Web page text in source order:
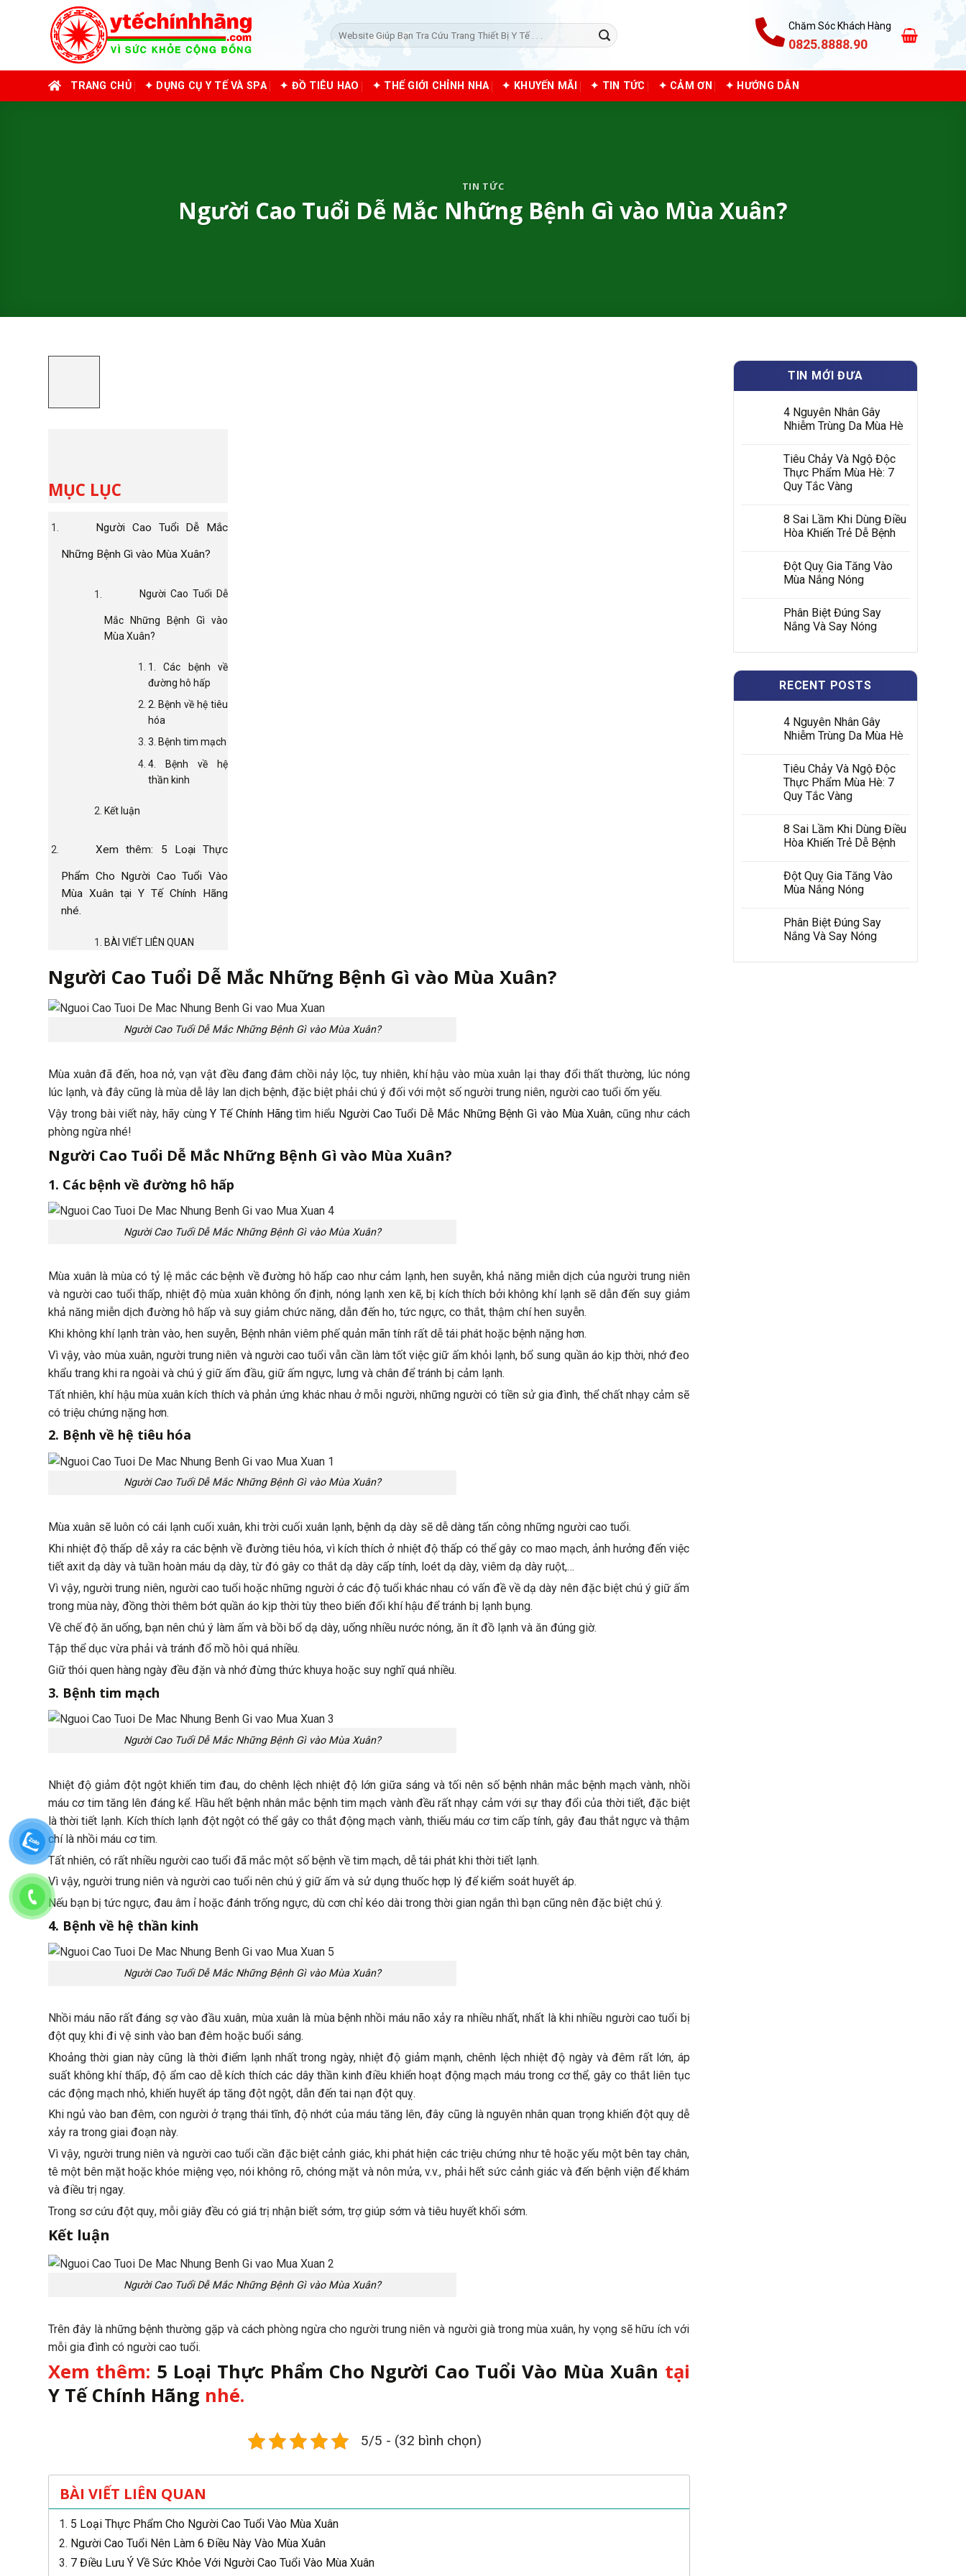
Tìm
kiếm:
Chăm Sóc Khách Hàng
0825.8888.90
TRANG CHỦ ✦ DỤNG CỤ Y TẾ VÀ SPA ✦ ĐỒ TIÊU HAO ✦ THẾ GIỚI CHỈNH NHA ✦ KHUYẾN MÃI ✦ TIN TỨC ✦ CẢM ƠN ✦ HƯỚNG DẪN
TIN TỨC
Người Cao Tuổi Dễ Mắc Những Bệnh Gì vào Mùa Xuân?
MỤC LỤC
Người Cao Tuổi Dễ Mắc
Những Bệnh Gì vào Mùa Xuân?
Người Cao Tuổi Dễ
Mắc Những Bệnh Gì vào
Mùa Xuân?
1. Các bệnh về
đường hô hấp
2. Bệnh về hệ tiêu
hóa
3. Bệnh tim mạch
4. Bệnh về hệ
thần kinh
Kết luận
Xem thêm: 5 Loại Thực
Phẩm Cho Người Cao Tuổi Vào
Mùa Xuân tại Y Tế Chính Hãng
nhé.
BÀI VIẾT LIÊN QUAN
Người Cao Tuổi Dễ Mắc Những Bệnh Gì vào Mùa Xuân?
Người Cao Tuổi Dễ Mắc Những Bệnh Gì vào Mùa Xuân?
Mùa xuân đã đến, hoa nở, vạn vật đều đang đâm chồi nảy lộc, tuy nhiên, khí hậu vào mùa xuân lại thay đổi thất thường, lúc nóng
lúc lạnh, và đây cũng là mùa dễ lây lan dịch bệnh, đặc biệt phải chú ý đối với một số người trung niên, người cao tuổi ốm yếu.
Vậy trong bài viết này, hãy cùngY Tế Chính Hãngtìm hiểu Người Cao Tuổi Dễ Mắc Những Bệnh Gì vào Mùa Xuân, cũng như cách
phòng ngừa nhé!
Người Cao Tuổi Dễ Mắc Những Bệnh Gì vào Mùa Xuân?
1. Các bệnh về đường hô hấp
Người Cao Tuổi Dễ Mắc Những Bệnh Gì vào Mùa Xuân?
Mùa xuân là mùa có tỷ lệ mắc các bệnh về đường hô hấp cao như cảm lạnh, hen suyễn, khả năng miễn dịch của người trung niên
và người cao tuổi thấp, nhiệt độ mùa xuân không ổn định, nóng lạnh xen kẽ, bị kích thích bởi không khí lạnh sẽ dẫn đến suy giảm
khả năng miễn dịch đường hô hấp và suy giảm chức năng, dẫn đến ho, tức ngực, co thắt, thậm chí hen suyễn.
Khi không khí lạnh tràn vào, hen suyễn, Bệnh nhân viêm phế quản mãn tính rất dễ tái phát hoặc bệnh nặng hơn.
Vì vậy, vào mùa xuân, người trung niên và người cao tuổi vẫn cần làm tốt việc giữ ấm khỏi lạnh, bổ sung quần áo kịp thời, nhớ đeo
khẩu trang khi ra ngoài và chú ý giữ ấm đầu, giữ ấm ngực, lưng và chân để tránh bị cảm lạnh.
Tất nhiên, khí hậu mùa xuân kích thích và phản ứng khác nhau ở mỗi người, những người có tiền sử gia đình, thể chất nhạy cảm sẽ
có triệu chứng nặng hơn.
2. Bệnh về hệ tiêu hóa
Người Cao Tuổi Dễ Mắc Những Bệnh Gì vào Mùa Xuân?
Mùa xuân sẽ luôn có cái lạnh cuối xuân, khi trời cuối xuân lạnh, bệnh dạ dày sẽ dễ dàng tấn công những người cao tuổi.
Khi nhiệt độ thấp dễ xảy ra các bệnh về đường tiêu hóa, vì kích thích ở nhiệt độ thấp có thể gây co mao mạch, ảnh hưởng đến việc
tiết axit dạ dày và tuần hoàn máu dạ dày, từ đó gây co thắt dạ dày cấp tính, loét dạ dày, viêm dạ dày ruột,…
Vì vậy, người trung niên, người cao tuổi hoặc những người ở các độ tuổi khác nhau có vấn đề về dạ dày nên đặc biệt chú ý giữ ấm
trong mùa này, đồng thời thêm bớt quần áo kịp thời tùy theo biến đổi khí hậu để tránh bị lạnh bụng.
Về chế độ ăn uống, bạn nên chú ý làm ấm và bồi bổ dạ dày, uống nhiều nước nóng, ăn ít đồ lạnh và ăn đúng giờ.
Tập thể dục vừa phải và tránh đổ mồ hôi quá nhiều.
Giữ thói quen hàng ngày đều đặn và nhớ đừng thức khuya hoặc suy nghĩ quá nhiều.
3. Bệnh tim mạch
Người Cao Tuổi Dễ Mắc Những Bệnh Gì vào Mùa Xuân?
Nhiệt độ giảm đột ngột khiến tim đau, do chênh lệch nhiệt độ lớn giữa sáng và tối nên số bệnh nhân mắc bệnh mạch vành, nhồi
máu cơ tim tăng lên đáng kể. Hầu hết bệnh nhân mắc bệnh tim mạch vành đều rất nhạy cảm với sự thay đổi của thời tiết, đặc biệt
là thời tiết lạnh. Kích thích lạnh đột ngột có thể gây co thắt động mạch vành, thiếu máu cơ tim cấp tính, gây đau thắt ngực và thậm
chí là nhồi máu cơ tim.
Tất nhiên, có rất nhiều người cao tuổi đã mắc một số bệnh về tim mạch, dễ tái phát khi thời tiết lạnh.
Vì vậy, người trung niên và người cao tuổi nên chú ý giữ ấm và sử dụng thuốc hợp lý để kiểm soát huyết áp.
Nếu bạn bị tức ngực, đau âm ỉ hoặc đánh trống ngực, dù cơn chỉ kéo dài trong thời gian ngắn thì bạn cũng nên đặc biệt chú ý.
4. Bệnh về hệ thần kinh
Người Cao Tuổi Dễ Mắc Những Bệnh Gì vào Mùa Xuân?
Nhồi máu não rất đáng sợ vào đầu xuân, mùa xuân là mùa bệnh nhồi máu não xảy ra nhiều nhất, nhất là khi nhiều người cao tuổi bị
đột quỵ khi đi vệ sinh vào ban đêm hoặc buổi sáng.
Khoảng thời gian này cũng là thời điểm lạnh nhất trong ngày, nhiệt độ giảm mạnh, chênh lệch nhiệt độ ngày và đêm rất lớn, áp
suất không khí thấp, độ ẩm cao dễ kích thích các dây thần kinh điều khiển hoạt động mạch máu trong cơ thể, gây co thắt liên tục
các động mạch nhỏ, khiến huyết áp tăng đột ngột, dẫn đến tai nạn đột quỵ.
Khi ngủ vào ban đêm, con người ở trạng thái tĩnh, độ nhớt của máu tăng lên, đây cũng là nguyên nhân quan trọng khiến đột quỵ dễ
xảy ra trong giai đoạn này.
Vì vậy, người trung niên và người cao tuổi cần đặc biệt cảnh giác, khi phát hiện các triệu chứng như tê hoặc yếu một bên tay chân,
tê một bên mặt hoặc khóe miệng vẹo, nói không rõ, chóng mặt và nôn mửa, v.v., phải hết sức cảnh giác và đến bệnh viện để khám
và điều trị ngay.
Trong sơ cứu đột quỵ, mỗi giây đều có giá trị nhận biết sớm, trợ giúp sớm và tiêu huyết khối sớm.
Kết luận
Người Cao Tuổi Dễ Mắc Những Bệnh Gì vào Mùa Xuân?
Trên đây là những bệnh thường gặp và cách phòng ngừa cho người trung niên và người già trong mùa xuân, hy vọng sẽ hữu ích với
mỗi gia đình có người cao tuổi.
Xem thêm: 5 Loại Thực Phẩm Cho Người Cao Tuổi Vào Mùa Xuân tại
Y Tế Chính Hãng nhé.
5/5 - (32 bình chọn)
BÀI VIẾT LIÊN QUAN
5 Loại Thực Phẩm Cho Người Cao Tuổi Vào Mùa Xuân
Người Cao Tuổi Nên Làm 6 Điều Này Vào Mùa Xuân
7 Điều Lưu Ý Về Sức Khỏe Với Người Cao Tuổi Vào Mùa Xuân
TIN MỚI ĐƯA
4 Nguyên Nhân Gây
Nhiễm Trùng Da Mùa Hè
Tiêu Chảy Và Ngộ Độc
Thực Phẩm Mùa Hè: 7
Quy Tắc Vàng
8 Sai Lầm Khi Dùng Điều
Hòa Khiến Trẻ Dễ Bệnh
Đột Quỵ Gia Tăng Vào
Mùa Nắng Nóng
Phân Biệt Đúng Say
Nắng Và Say Nóng
RECENT POSTS
4 Nguyên Nhân Gây
Nhiễm Trùng Da Mùa Hè
Tiêu Chảy Và Ngộ Độc
Thực Phẩm Mùa Hè: 7
Quy Tắc Vàng
8 Sai Lầm Khi Dùng Điều
Hòa Khiến Trẻ Dễ Bệnh
Đột Quỵ Gia Tăng Vào
Mùa Nắng Nóng
Phân Biệt Đúng Say
Nắng Và Say Nóng